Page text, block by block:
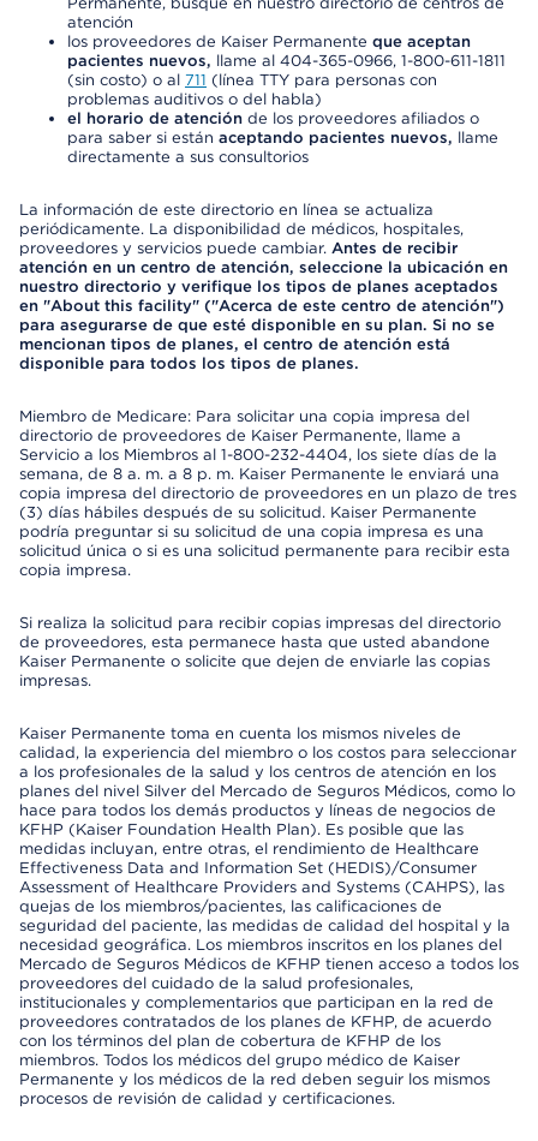
atención
los proveedores de Kaiser Permanente que aceptan
pacientes nuevos, llame al 404-365-0966, 1-800-611-1811
(sin costo) o al 711 (línea TTY para personas con
problemas auditivos o del habla)
el horario de atención de los proveedores afiliados o
para saber si están aceptando pacientes nuevos, llame
directamente a sus consultorios
La información de este directorio en línea se actualiza
periódicamente. La disponibilidad de médicos, hospitales,
proveedores y servicios puede cambiar. Antes de recibir
atención en un centro de atención, seleccione la ubicación en
nuestro directorio y verifique los tipos de planes aceptados
en "About this facility" ("Acerca de este centro de atención")
para asegurarse de que esté disponible en su plan. Si no se
mencionan tipos de planes, el centro de atención está
disponible para todos los tipos de planes.
Miembro de Medicare: Para solicitar una copia impresa del
directorio de proveedores de Kaiser Permanente, llame a
Servicio a los Miembros al 1-800-232-4404, los siete días de la
semana, de 8 a. m. a 8 p. m. Kaiser Permanente le enviará una
copia impresa del directorio de proveedores en un plazo de tres
(3) días hábiles después de su solicitud. Kaiser Permanente
podría preguntar si su solicitud de una copia impresa es una
solicitud única o si es una solicitud permanente para recibir esta
copia impresa.
Si realiza la solicitud para recibir copias impresas del directorio
de proveedores, esta permanece hasta que usted abandone
Kaiser Permanente o solicite que dejen de enviarle las copias
impresas.
Kaiser Permanente toma en cuenta los mismos niveles de
calidad, la experiencia del miembro o los costos para seleccionar
a los profesionales de la salud y los centros de atención en los
planes del nivel Silver del Mercado de Seguros Médicos, como lo
hace para todos los demás productos y líneas de negocios de
KFHP (Kaiser Foundation Health Plan). Es posible que las
medidas incluyan, entre otras, el rendimiento de Healthcare
Effectiveness Data and Information Set (HEDIS)/Consumer
Assessment of Healthcare Providers and Systems (CAHPS), las
quejas de los miembros/pacientes, las calificaciones de
seguridad del paciente, las medidas de calidad del hospital y la
necesidad geográfica. Los miembros inscritos en los planes del
Mercado de Seguros Médicos de KFHP tienen acceso a todos los
proveedores del cuidado de la salud profesionales,
institucionales y complementarios que participan en la red de
proveedores contratados de los planes de KFHP, de acuerdo
con los términos del plan de cobertura de KFHP de los
miembros. Todos los médicos del grupo médico de Kaiser
Permanente y los médicos de la red deben seguir los mismos
procesos de revisión de calidad y certificaciones.